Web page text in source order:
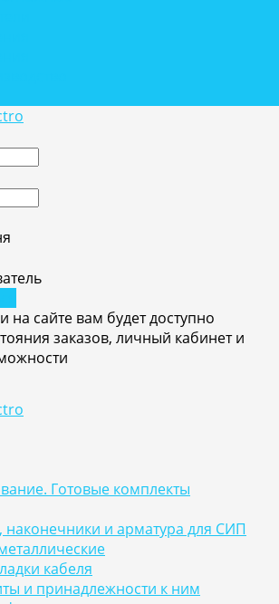
на сайте вам будет доступно
заказов, личный кабинет и
Готовые комплекты
и арматура для СИП
кабеля
и принадлежности к ним